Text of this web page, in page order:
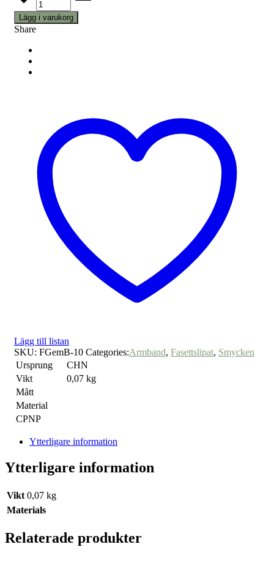
Lägg i varukorg
Share
Lägg till listan
SKU: FGemB-10 Categories:Armband, Fasettslipat, Smycken
Ursprung
CHN
Vikt
0,07 kg
Mått
Material
CPNP
Ytterligare information
Ytterligare information
Vikt 0,07 kg
Materials
Relaterade produkter